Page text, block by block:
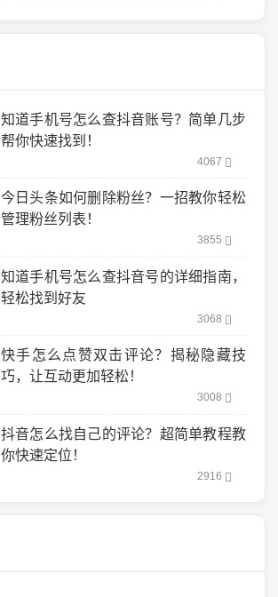
知道手机号怎么查抖音账号？简单几步
帮你快速找到！
4067
今日头条如何删除粉丝？一招教你轻松
管理粉丝列表！
3855
知道手机号怎么查抖音号的详细指南，
轻松找到好友
3068
快手怎么点赞双击评论？揭秘隐藏技
巧，让互动更加轻松！
3008
抖音怎么找自己的评论？超简单教程教
你快速定位！
2916